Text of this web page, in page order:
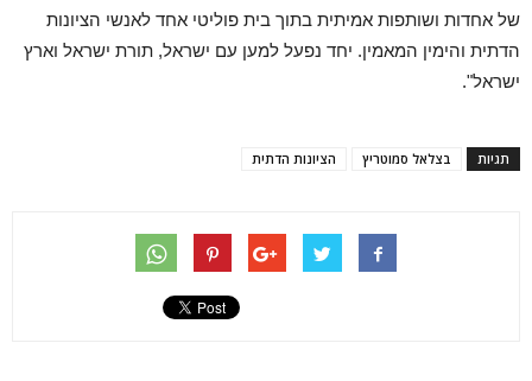
של אחדות ושותפות אמיתית בתוך בית פוליטי אחד לאנשי הציונות
הדתית והימין המאמין. יחד נפעל למען עם ישראל, תורת ישראל וארץ
ישראל".
תגיות בצלאל סמוטריץ הציונות הדתית